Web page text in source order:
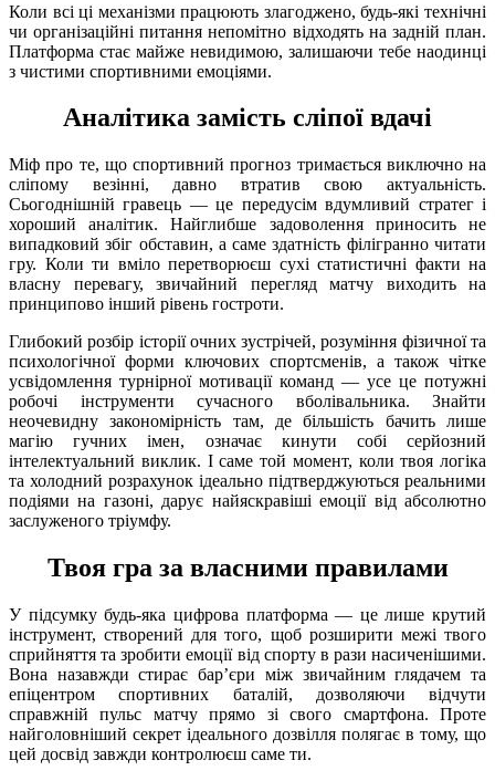
Коли всі ці механізми працюють злагоджено, будь-які технічні
чи організаційні питання непомітно відходять на задній план.
Платформа стає майже невидимою, залишаючи тебе наодинці
з чистими спортивними емоціями.
Аналітика замість сліпої вдачі
Міф про те, що спортивний прогноз тримається виключно на
сліпому везінні, давно втратив свою актуальність.
Сьогоднішній гравець — це передусім вдумливий стратег і
хороший аналітик. Найглибше задоволення приносить не
випадковий збіг обставин, а саме здатність філігранно читати
гру. Коли ти вміло перетворюєш сухі статистичні факти на
власну перевагу, звичайний перегляд матчу виходить на
принципово інший рівень гостроти.
Глибокий розбір історії очних зустрічей, розуміння фізичної та
психологічної форми ключових спортсменів, а також чітке
усвідомлення турнірної мотивації команд — усе це потужні
робочі інструменти сучасного вболівальника. Знайти
неочевидну закономірність там, де більшість бачить лише
магію гучних імен, означає кинути собі серйозний
інтелектуальний виклик. І саме той момент, коли твоя логіка
та холодний розрахунок ідеально підтверджуються реальними
подіями на газоні, дарує найяскравіші емоції від абсолютно
заслуженого тріумфу.
Твоя гра за власними правилами
У підсумку будь-яка цифрова платформа — це лише крутий
інструмент, створений для того, щоб розширити межі твого
сприйняття та зробити емоції від спорту в рази насиченішими.
Вона назавжди стирає бар’єри між звичайним глядачем та
епіцентром спортивних баталій, дозволяючи відчути
справжній пульс матчу прямо зі свого смартфона. Проте
найголовніший секрет ідеального дозвілля полягає в тому, що
цей досвід завжди контролюєш саме ти.